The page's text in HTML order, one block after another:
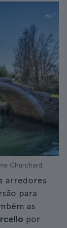
Churchard
arredores
para
as
por